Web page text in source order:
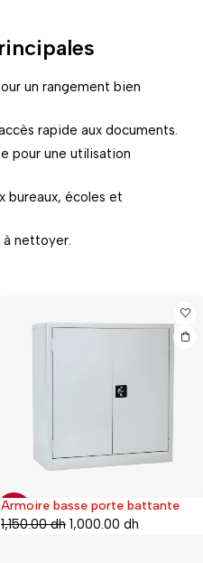
un rangement bien
rapide aux documents.
pour une utilisation
bureaux, écoles et
nettoyer.
-17%
Armoire basse porte battante
1,150.00dh 1,000.00 dh